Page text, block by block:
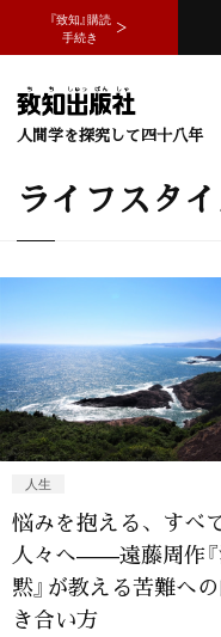
『致知』購読
手続き
人間学を探究して四十八年
ライフスタ
人生
悩みを抱える、すべ
人々へ——遠藤周作
黙』が教える苦難へ
き合い方